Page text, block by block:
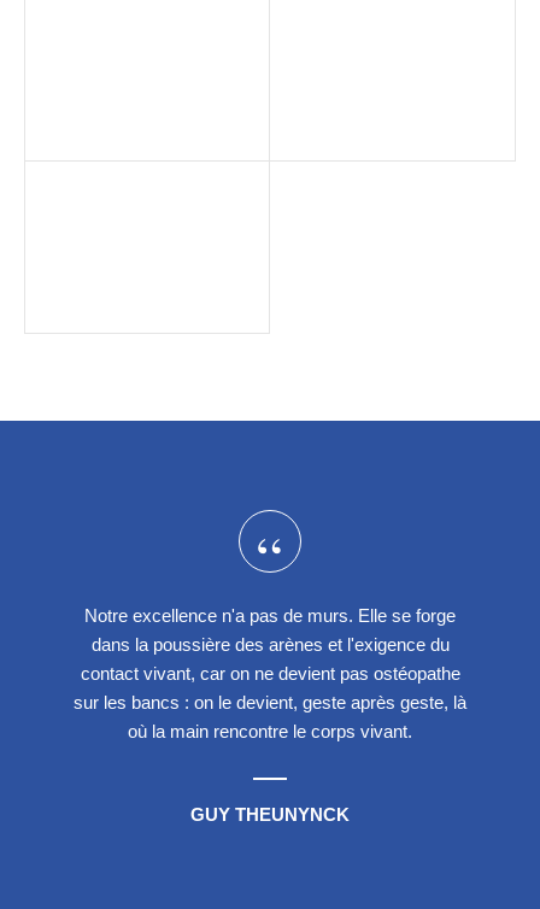
“
Notre excellence n'a pas de murs. Elle se forge
dans la poussière des arènes et l'exigence du
contact vivant, car on ne devient pas ostéopathe
sur les bancs : on le devient, geste après geste, là
où la main rencontre le corps vivant.
GUY THEUNYNCK